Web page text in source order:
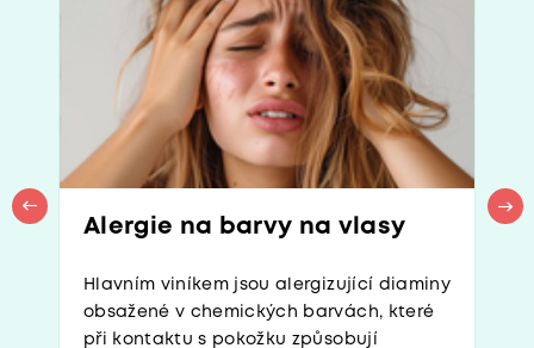
Alergie na barvy na vlasy
Hlavním viníkem jsou alergizující diaminy
obsažené v chemických barvách, které
při kontaktu s pokožku způsobují